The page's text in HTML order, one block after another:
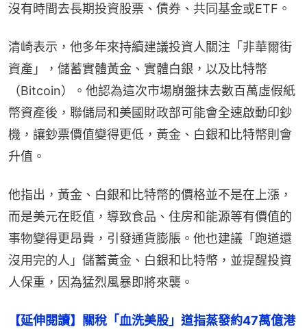
沒有時間去長期投資股票、債券、共同基金或ETF。
清崎表示，他多年來持續建議投資人關注「非華爾街
資產」，儲蓄實體黃金、實體白銀，以及比特幣
（Bitcoin）。他認為這次市場崩盤抹去數百萬虛假紙
幣資產後，聯儲局和美國財政部可能會全速啟動印鈔
機，讓鈔票價值變得更低，黃金、白銀和比特幣則會
升值。
他指出，黃金、白銀和比特幣的價格並不是在上漲，
而是美元在貶值，導致食品、住房和能源等有價值的
事物變得更昂貴，引發通貨膨脹。他也建議「跑道還
沒用完的人」儲蓄黃金、白銀和比特幣，並提醒投資
人保重，因為猛烈風暴即將來襲。
【延伸閱讀】關稅「血洗美股」道指蒸發約47萬億港